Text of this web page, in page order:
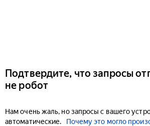
Подтвердите, что запросы
не робот
Нам очень жаль, но запросы с вашего
автоматические.
Почему это могло